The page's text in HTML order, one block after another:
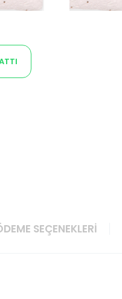
SEÇENEKLERI